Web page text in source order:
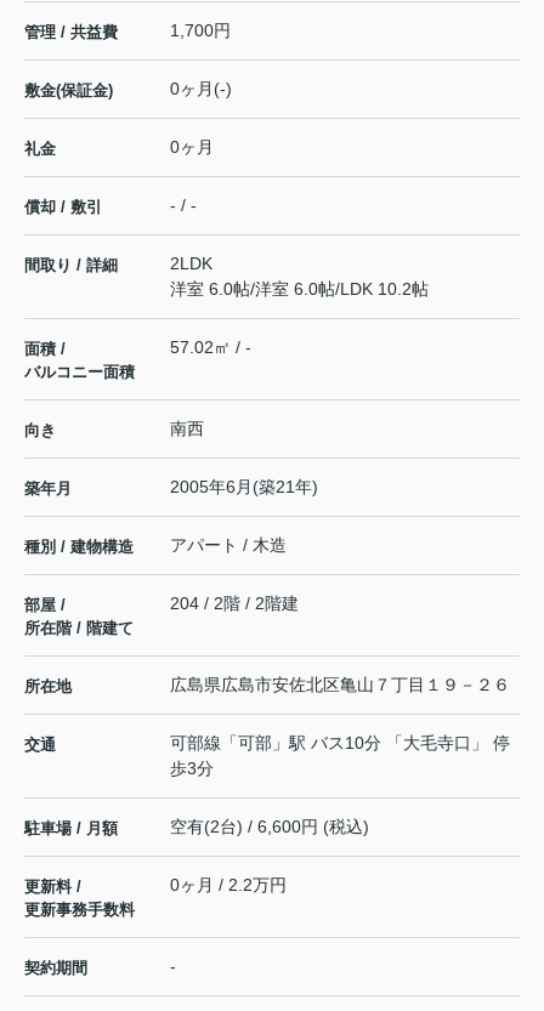
管理 / 共益費 1,700円
敷金(保証金) 0ヶ月(-)
礼金 0ヶ月
償却 / 敷引 - / -
間取り / 詳細
2LDK
洋室 6.0帖/洋室 6.0帖/LDK 10.2帖
面積 /
バルコニー面積
57.02㎡ / -
向き 南西
築年月 2005年6月(築21年)
種別 / 建物構造 アパート / 木造
部屋 /
所在階 / 階建て
204 / 2階 / 2階建
所在地 広島県広島市安佐北区亀山 ７丁目１９－２６
交通 可部線 「可部 」駅 バス10分 「大毛寺口」 停
歩3分
駐車場 / 月額 空有(2台) / 6,600円 (税込)
更新料 /
更新事務手数料
0ヶ月 / 2.2万円
契約期間 -